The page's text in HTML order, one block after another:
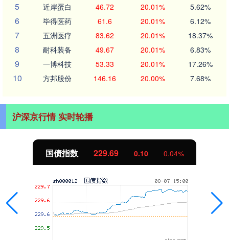
5 近岸蛋白 46.72 20.01% 5.62%
6 毕得医药 61.6 20.01% 6.12%
7 五洲医疗 83.62 20.01% 18.37%
8 耐科装备 49.67 20.01% 6.83%
9 一博科技 53.33 20.01% 17.26%
10 方邦股份 146.16 20.00% 7.68%
沪深京行情 实时轮播
国债指数 229.69 0.10 0.04%